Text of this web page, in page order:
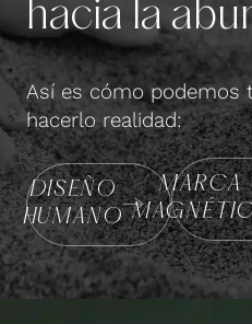
hacia la
Así es cómo podemos
hacerlo realidad:
DISEÑO
HUMANO
MARCA